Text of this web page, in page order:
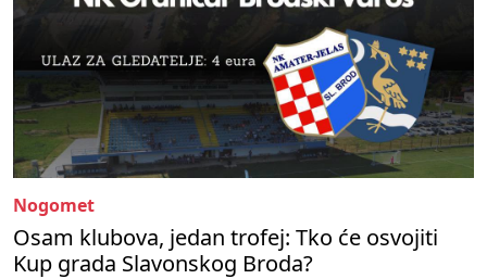
Nogomet
Osam klubova, jedan trofej: Tko će osvojiti
Kup grada Slavonskog Broda?